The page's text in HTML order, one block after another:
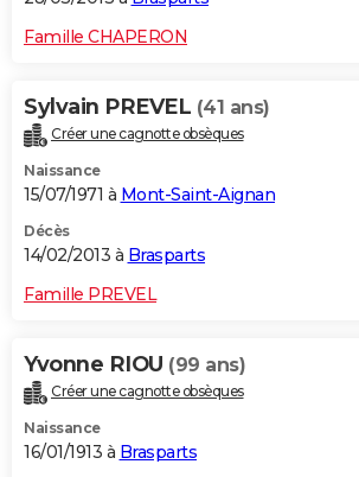
Famille CHAPERON
Sylvain PREVEL (41 ans)
Créer une cagnotte obsèques
Naissance
15/07/1971 à Mont-Saint-Aignan
Décès
14/02/2013 à Brasparts
Famille PREVEL
Yvonne RIOU (99 ans)
Créer une cagnotte obsèques
Naissance
16/01/1913 à Brasparts